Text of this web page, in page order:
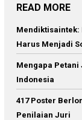
READ MORE
Mendiktisaintek:
Harus Menjadi
Mengapa
Indonesia
417 Poster
Penilaian Juri